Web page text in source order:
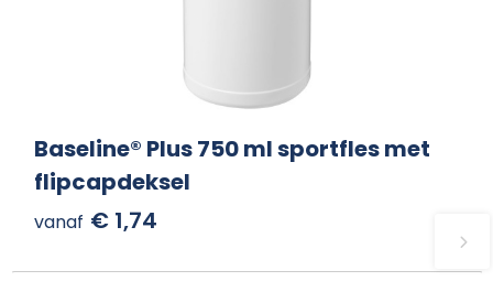
Baseline® Plus 750 ml sportfles met
flipcapdeksel
vanaf € 1,74